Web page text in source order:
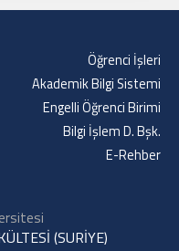
Öğrenci İşleri
Akademik Bilgi Sistemi
Engelli Öğrenci Birimi
Bilgi İşlem D. Bşk.
E-Rehber
(SURİYE)